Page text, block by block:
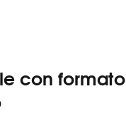
con formato